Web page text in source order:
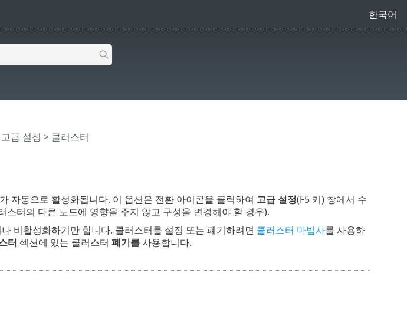
한국어
고급 설정 > 클러스터
자동으로 활성화됩니다. 이 옵션은 전환 아이콘을 클릭하여 고급 설정(F5 키) 창에서 수
스터의 다른 노드에 영향을 주지 않고 구성을 변경해야 할 경우).
비활성화하기만 합니다. 클러스터를 설정 또는 폐기하려면 클러스터 마법사를 사용하
터 섹션에 있는 클러스터 폐기를사용합니다.